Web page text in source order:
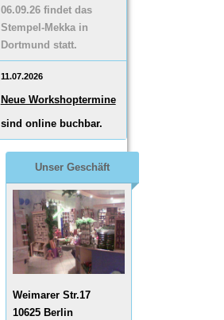
06.09.26 findet das
Stempel-Mekka in
Dortmund statt.
11.07.2026
Neue Workshoptermine
sind online buchbar.
Unser Geschäft
Weimarer Str.17
10625 Berlin